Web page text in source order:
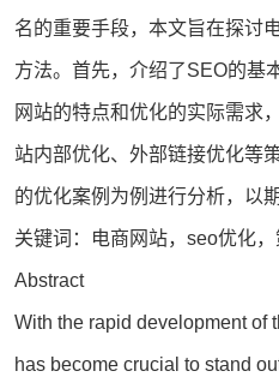
名的重要手段，本文旨在探讨
方法。首先，介绍了SEO的基
网站的特点和优化的实际需求
站内部优化、外部链接优化等
的优化案例为例进行分析，以
关键词：电商网站， seo优化，
Abstract
With the rapid development of
has become crucial to stand